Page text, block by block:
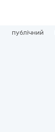
публічний